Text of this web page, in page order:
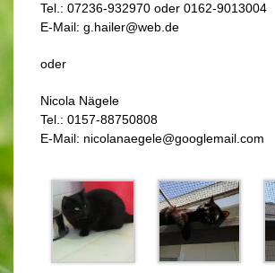
Tel.: 07236-932970 oder 0162-9013004
E-Mail: g.hailer@web.de
oder
Nicola Nägele
Tel.: 0157-88750808
E-Mail: nicolanaegele@googlemail.com